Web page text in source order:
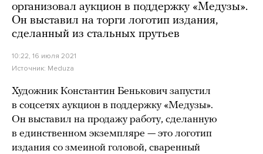
организовал аукцион в поддержку «Медузы».
Он выставил на торги логотип издания,
сделанный из стальных прутьев
10:22, 16 июля 2021
Источник: Meduza
Художник Константин Бенькович запустил
в соцсетях аукцион в поддержку «Медузы».
Он выставил на продажу работу, сделанную
в единственном экземпляре — это логотип
издания со змеиной головой, сваренный